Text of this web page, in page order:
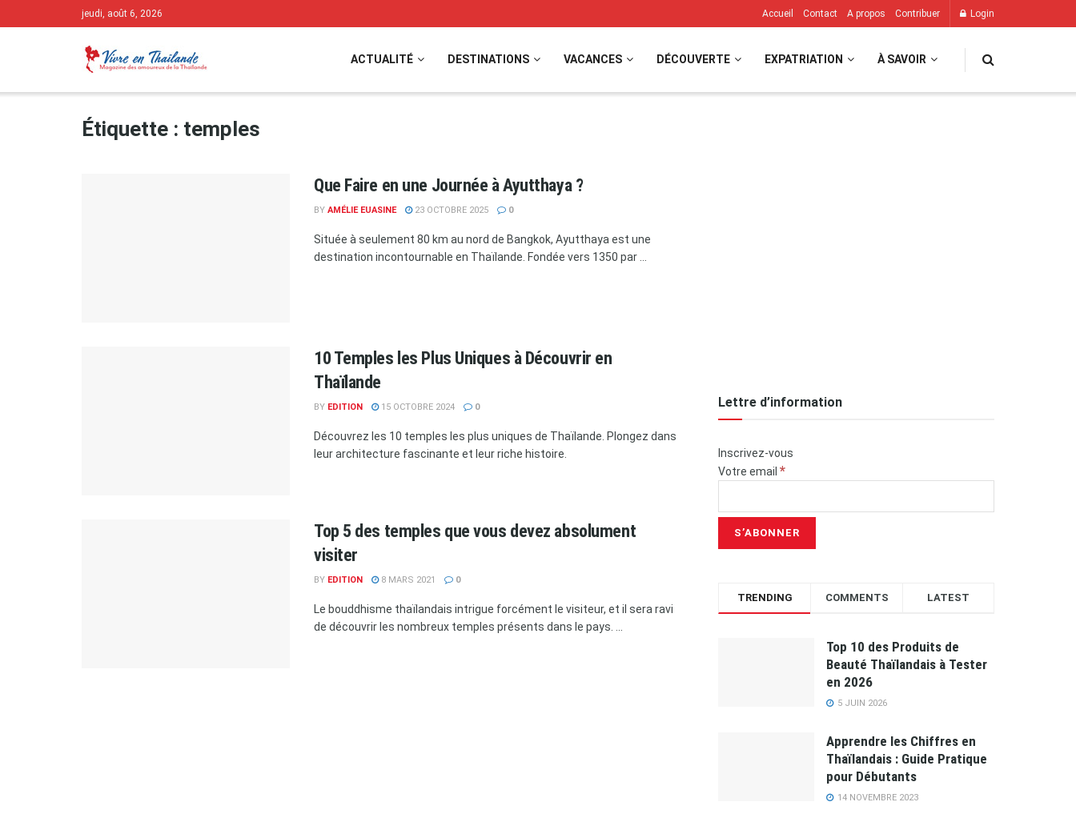
jeudi, août 6, 2026 Accueil Contact A propos Contribuer Login
ACTUALITÉ DESTINATIONS VACANCES DÉCOUVERTE EXPATRIATION À SAVOIR
Étiquette : temples
Que Faire en une Journée à Ayutthaya ?
BY AMÉLIE EUASINE 23 OCTOBRE 2025 0
Située à seulement 80 km au nord de Bangkok, Ayutthaya est une
destination incontournable en Thaïlande. Fondée vers 1350 par ...
10 Temples les Plus Uniques à Découvrir en
Thaïlande
BY EDITION 15 OCTOBRE 2024 0
Découvrez les 10 temples les plus uniques de Thaïlande. Plongez dans
leur architecture fascinante et leur riche histoire.
Top 5 des temples que vous devez absolument
visiter
BY EDITION 8 MARS 2021 0
Le bouddhisme thaïlandais intrigue forcément le visiteur, et il sera ravi
de découvrir les nombreux temples présents dans le pays. ...
Lettre d’information
Inscrivez-vous
Votre email *
TRENDING COMMENTS LATEST
Top 10 des Produits de
Beauté Thaïlandais à Tester
en 2026
5 JUIN 2026
Apprendre les Chiffres en
Thaïlandais : Guide Pratique
pour Débutants
14 NOVEMBRE 2023